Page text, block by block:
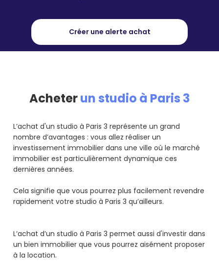
Créer une alerte achat
Acheterun studio à Paris 3
L’achat d'un studio à Paris 3 représente un grand
nombre d’avantages : vous allez réaliser un
investissement immobilier dans une ville où le marché
immobilier est particulièrement dynamique ces
dernières années.
Cela signifie que vous pourrez plus facilement revendre
rapidement votre studio à Paris 3 qu’ailleurs.
L’achat d’un studio à Paris 3 permet aussi d'investir dans
un bien immobilier que vous pourrez aisément proposer
à la location.